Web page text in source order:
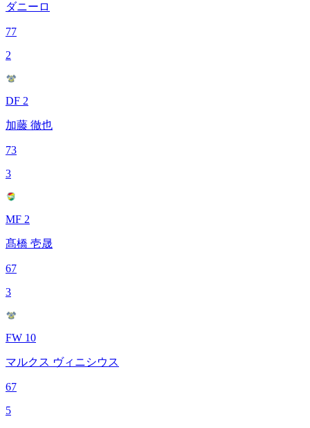
ダニーロ
77
2
DF 2
加藤 徹也
73
3
MF 2
髙橋 壱晟
67
3
FW 10
マルクス ヴィニシウス
67
5